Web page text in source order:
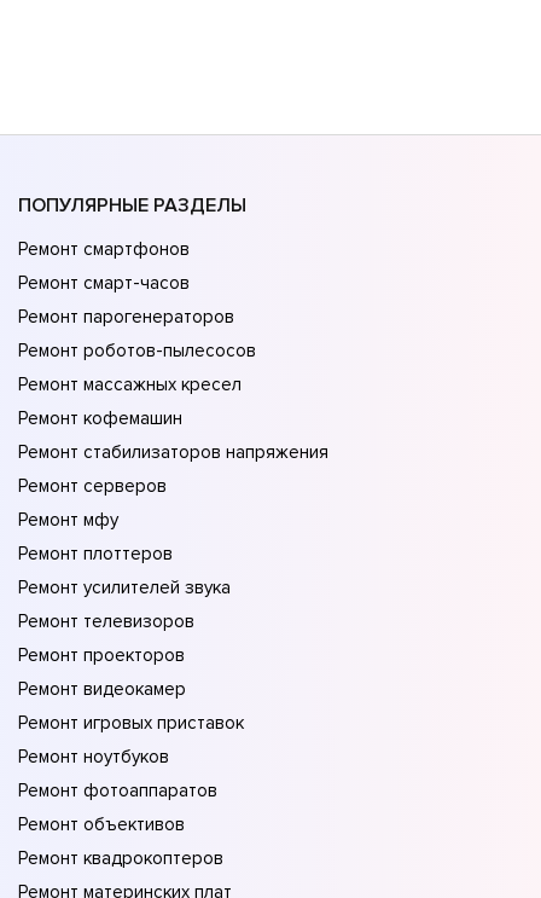
ПОПУЛЯРНЫЕ РАЗДЕЛЫ
Ремонт смартфонов
Ремонт смарт-часов
Ремонт парогенераторов
Ремонт роботов-пылесосов
Ремонт массажных кресел
Ремонт кофемашин
Ремонт стабилизаторов напряжения
Ремонт серверов
Ремонт мфу
Ремонт плоттеров
Ремонт усилителей звука
Ремонт телевизоров
Ремонт проекторов
Ремонт видеокамер
Ремонт игровых приставок
Ремонт ноутбуков
Ремонт фотоаппаратов
Ремонт объективов
Ремонт квадрокоптеров
Ремонт материнских плат